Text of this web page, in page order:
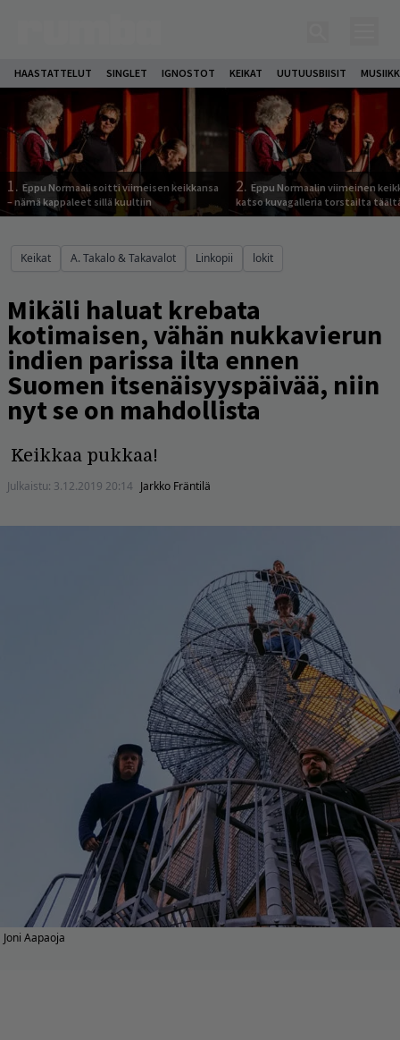
HAASTATTELUT SINGLET IGNOSTOT KEIKAT UUTUUSBIISIT
1. Eppu Normaali soitti viimeisen keikkansa
– nämä kappaleet sillä kuultiin
2. Eppu Normaalin viimeinen
katso kuvagalleria torstailta
Keikat A. Takalo & Takavalot Linkopii lokit
Mikäli haluat krebata
kotimaisen, vähän nukkavierun
indien parissa ilta ennen
Suomen itsenäisyyspäivää, niin
nyt se on mahdollista
Keikkaa pukkaa!
Julkaistu: 3.12.2019 20:14 Jarkko Fräntilä
Joni Aapaoja